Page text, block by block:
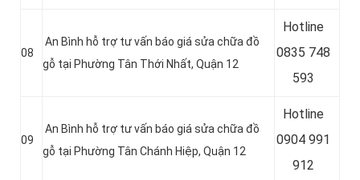
08
An Bình hỗ trợ tư vấn báo giá sửa chữa đồ
gỗ tại Phường Tân Thới Nhất, Quận 12
Hotline
0835 748
593
09
An Bình hỗ trợ tư vấn báo giá sửa chữa đồ
gỗ tại Phường Tân Chánh Hiệp, Quận 12
Hotline
0904 991
912